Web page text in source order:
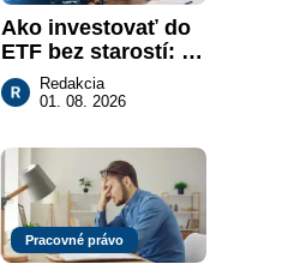
Ako investovať do
ETF bez starostí:
Investičné plány,
ktoré urobia prácu
Redakcia
01. 08. 2026
Pracovné právo